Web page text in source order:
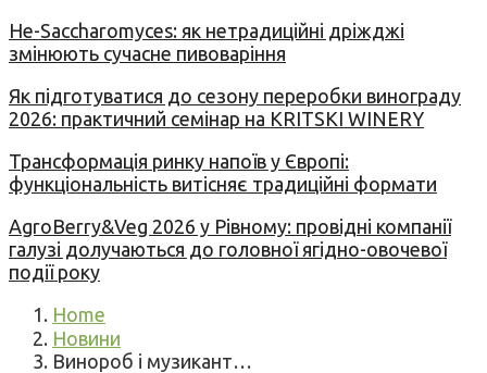
Не-Saccharomyces: як нетрадиційні дріжджі
змінюють сучасне пивоваріння
Як підготуватися до сезону переробки винограду
2026: практичний семінар на KRITSKI WINERY
Трансформація ринку напоїв у Європі:
функціональність витісняє традиційні формати
AgroBerry&Veg 2026 у Рівному: провідні компанії
галузі долучаються до головної ягідно-овочевої
події року
Home
Новини
Винороб і музикант…